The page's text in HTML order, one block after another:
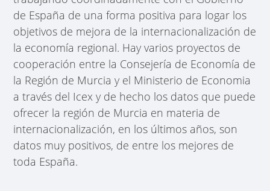
de España de una forma positiva para logar los
objetivos de mejora de la internacionalización de
la economía regional. Hay varios proyectos de
cooperación entre la Consejería de Economía de
la Región de Murcia y el Ministerio de Economia
a través del Icex y de hecho los datos que puede
ofrecer la región de Murcia en materia de
internacionalización, en los últimos años, son
datos muy positivos, de entre los mejores de
toda España.